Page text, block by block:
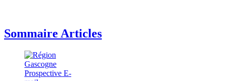
Sommaire Articles